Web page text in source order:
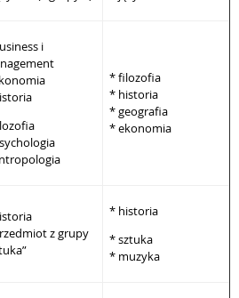
i
* filozofia
* historia
* geografia
* ekonomia
z grupy
* historia
* sztuka
* muzyka